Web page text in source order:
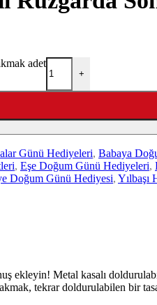
adet
+
Günü Hediyeleri, Babaya
, Eşe Doğum Günü Hediyeleri,
Doğum Günü Hediyesi, Yılbaşı
ekleyin! Metal kasalı
tekrar doldurulabilen bir